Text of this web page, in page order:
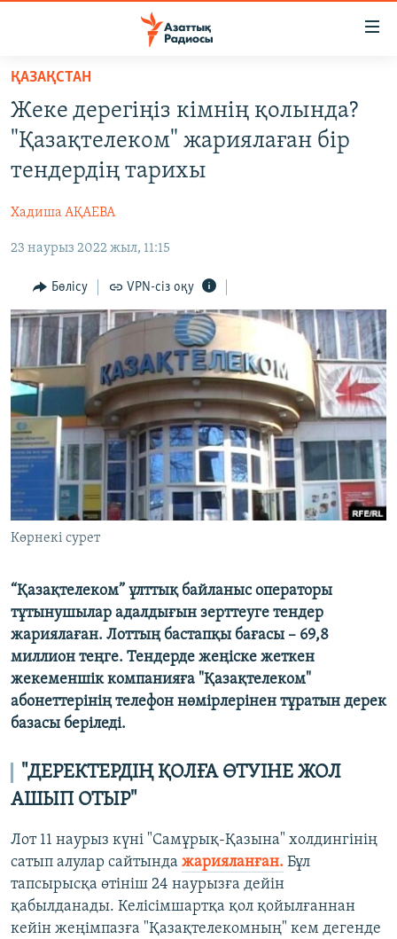
Skip
main
content
main
Skip
Search
САЯСАТ
АДАМ ҚҰҚЫҚТАРЫ
ӘЛЕУМЕТ
ӘЛЕМ
АРНАЙЫ ЖОБАЛАР
Русский
ЖАЗЫЛЫҢЫЗ
Басқа тілдерде
ҚАЗАҚСТАН
Жеке дерегіңіз кімнің қолында?
"Қазақтелеком" жариялаған бір
тендердің тарихы
Хадиша АҚАЕВА
23 наурыз 2022 жыл, 11:15
Бөлісу VPN-сіз оқу
Көрнекі сурет
“Қазақтелеком” ұлттық байланыс операторы
тұтынушылар адалдығын зерттеуге тендер
жариялаған. Лоттың бастапқы бағасы – 69,8
миллион теңге. Тендерде жеңіске жеткен
жекеменшік компанияға "Қазақтелеком"
абонеттерінің телефон нөмірлерінен тұратын дерек
базасы беріледі.
"ДЕРЕКТЕРДІҢ ҚОЛҒА ӨТУІНЕ ЖОЛ
АШЫП ОТЫР"
Лот 11 наурыз күні "Самұрық-Қазына" холдингінің
сатып алулар сайтында жарияланған. Бұл
тапсырысқа өтініш 24 наурызға дейін
қабылданады. Келісімшартқа қол қойылғаннан
кейін жеңімпазға "Қазақтелекомның" кем дегенде